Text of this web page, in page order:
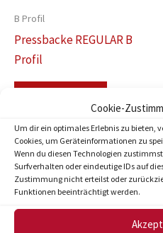
Cookie-
Um dir ein optimales Erlebnis zu bieten,
Cookies, um Geräteinformationen zu
Wenn du diesen Technologien
Surfverhalten oder eindeutige IDs auf
Zustimmung nicht erteilst oder
Funktionen beeinträchtigt werden.
B Profil
Pressbacke REGULAR B
Profil